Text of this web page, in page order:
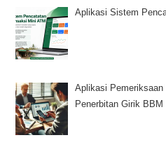
Aplikasi Sistem
Aplikasi Pemeriksaan
Penerbitan Girik BBM